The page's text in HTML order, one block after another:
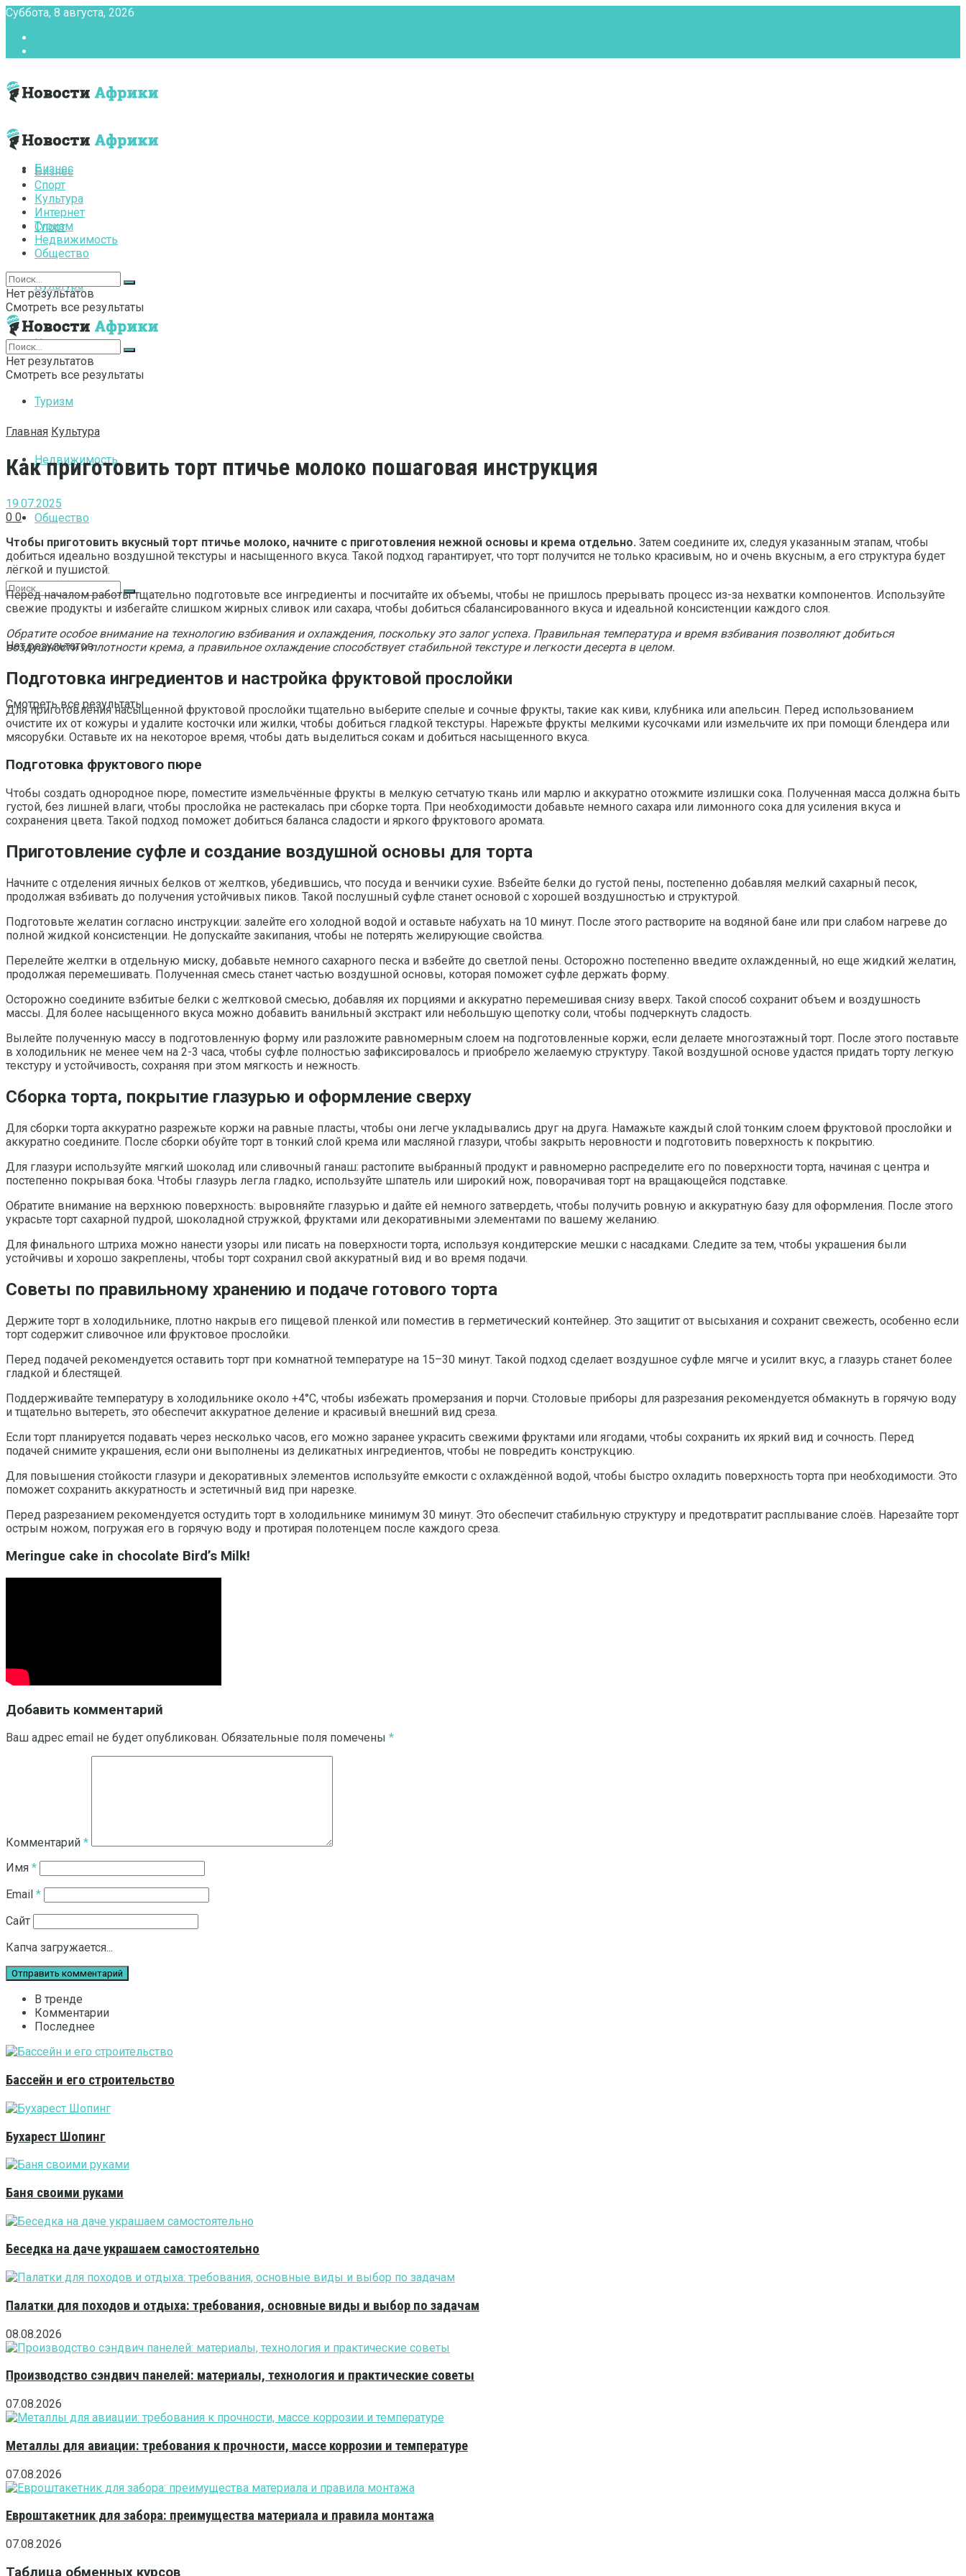
Суббота, 8 августа, 2026
Бизнес
Спорт
Культура
Интернет
Туризм
Недвижимость
Общество
Нет результатов
Смотреть все результаты
Бизнес
Спорт
Культура
Интернет
Туризм
Недвижимость
Общество
Нет результатов
Смотреть все результаты
Нет результатов
Смотреть все результаты
Главная Культура
Как приготовить торт птичье молоко пошаговая инструкция
19.07.2025
0 0
Чтобы приготовить вкусный торт птичье молоко, начните с приготовления нежной основы и крема отдельно. Затем соедините их, следуя указанным этапам, чтобы
добиться идеально воздушной текстуры и насыщенного вкуса. Такой подход гарантирует, что торт получится не только красивым, но и очень вкусным, а его структура будет
лёгкой и пушистой.
Перед началом работы тщательно подготовьте все ингредиенты и посчитайте их объемы, чтобы не пришлось прерывать процесс из-за нехватки компонентов. Используйте
свежие продукты и избегайте слишком жирных сливок или сахара, чтобы добиться сбалансированного вкуса и идеальной консистенции каждого слоя.
Обратите особое внимание на технологию взбивания и охлаждения, поскольку это залог успеха. Правильная температура и время взбивания позволяют добиться
воздушности и плотности крема, а правильное охлаждение способствует стабильной текстуре и легкости десерта в целом.
Подготовка ингредиентов и настройка фруктовой прослойки
Для приготовления насыщенной фруктовой прослойки тщательно выберите спелые и сочные фрукты, такие как киви, клубника или апельсин. Перед использованием
очистите их от кожуры и удалите косточки или жилки, чтобы добиться гладкой текстуры. Нарежьте фрукты мелкими кусочками или измельчите их при помощи блендера или
мясорубки. Оставьте их на некоторое время, чтобы дать выделиться сокам и добиться насыщенного вкуса.
Подготовка фруктового пюре
Чтобы создать однородное пюре, поместите измельчённые фрукты в мелкую сетчатую ткань или марлю и аккуратно отожмите излишки сока. Полученная масса должна быть
густой, без лишней влаги, чтобы прослойка не растекалась при сборке торта. При необходимости добавьте немного сахара или лимонного сока для усиления вкуса и
сохранения цвета. Такой подход поможет добиться баланса сладости и яркого фруктового аромата.
Приготовление суфле и создание воздушной основы для торта
Начните с отделения яичных белков от желтков, убедившись, что посуда и венчики сухие. Взбейте белки до густой пены, постепенно добавляя мелкий сахарный песок,
продолжая взбивать до получения устойчивых пиков. Такой послушный суфле станет основой с хорошей воздушностью и структурой.
Подготовьте желатин согласно инструкции: залейте его холодной водой и оставьте набухать на 10 минут. После этого растворите на водяной бане или при слабом нагреве до
полной жидкой консистенции. Не допускайте закипания, чтобы не потерять желирующие свойства.
Перелейте желтки в отдельную миску, добавьте немного сахарного песка и взбейте до светлой пены. Осторожно постепенно введите охлажденный, но еще жидкий желатин,
продолжая перемешивать. Полученная смесь станет частью воздушной основы, которая поможет суфле держать форму.
Осторожно соедините взбитые белки с желтковой смесью, добавляя их порциями и аккуратно перемешивая снизу вверх. Такой способ сохранит объем и воздушность
массы. Для более насыщенного вкуса можно добавить ванильный экстракт или небольшую щепотку соли, чтобы подчеркнуть сладость.
Вылейте полученную массу в подготовленную форму или разложите равномерным слоем на подготовленные коржи, если делаете многоэтажный торт. После этого поставьте
в холодильник не менее чем на 2-3 часа, чтобы суфле полностью зафиксировалось и приобрело желаемую структуру. Такой воздушной основе удастся придать торту легкую
текстуру и устойчивость, сохраняя при этом мягкость и нежность.
Сборка торта, покрытие глазурью и оформление сверху
Для сборки торта аккуратно разрежьте коржи на равные пласты, чтобы они легче укладывались друг на друга. Намажьте каждый слой тонким слоем фруктовой прослойки и
аккуратно соедините. После сборки обуйте торт в тонкий слой крема или масляной глазури, чтобы закрыть неровности и подготовить поверхность к покрытию.
Для глазури используйте мягкий шоколад или сливочный ганаш: растопите выбранный продукт и равномерно распределите его по поверхности торта, начиная с центра и
постепенно покрывая бока. Чтобы глазурь легла гладко, используйте шпатель или широкий нож, поворачивая торт на вращающейся подставке.
Обратите внимание на верхнюю поверхность: выровняйте глазурью и дайте ей немного затвердеть, чтобы получить ровную и аккуратную базу для оформления. После этого
украсьте торт сахарной пудрой, шоколадной стружкой, фруктами или декоративными элементами по вашему желанию.
Для финального штриха можно нанести узоры или писать на поверхности торта, используя кондитерские мешки с насадками. Следите за тем, чтобы украшения были
устойчивы и хорошо закреплены, чтобы торт сохранил свой аккуратный вид и во время подачи.
Советы по правильному хранению и подаче готового торта
Держите торт в холодильнике, плотно накрыв его пищевой пленкой или поместив в герметический контейнер. Это защитит от высыхания и сохранит свежесть, особенно если
торт содержит сливочное или фруктовое прослойки.
Перед подачей рекомендуется оставить торт при комнатной температуре на 15–30 минут. Такой подход сделает воздушное суфле мягче и усилит вкус, а глазурь станет более
гладкой и блестящей.
Поддерживайте температуру в холодильнике около +4°С, чтобы избежать промерзания и порчи. Столовые приборы для разрезания рекомендуется обмакнуть в горячую воду
и тщательно вытереть, это обеспечит аккуратное деление и красивый внешний вид среза.
Если торт планируется подавать через несколько часов, его можно заранее украсить свежими фруктами или ягодами, чтобы сохранить их яркий вид и сочность. Перед
подачей снимите украшения, если они выполнены из деликатных ингредиентов, чтобы не повредить конструкцию.
Для повышения стойкости глазури и декоративных элементов используйте емкости с охлаждённой водой, чтобы быстро охладить поверхность торта при необходимости. Это
поможет сохранить аккуратность и эстетичный вид при нарезке.
Перед разрезанием рекомендуется остудить торт в холодильнике минимум 30 минут. Это обеспечит стабильную структуру и предотвратит расплывание слоёв. Нарезайте торт
острым ножом, погружая его в горячую воду и протирая полотенцем после каждого среза.
Meringue cake in chocolate Bird’s Milk!
Добавить комментарий
Ваш адрес email не будет опубликован. Обязательные поля помечены *
Комментарий *
Имя *
Email *
Сайт
Капча загружается...
В тренде
Комментарии
Последнее
Бассейн и его строительство
Бухарест Шопинг
Баня своими руками
Беседка на даче украшаем самостоятельно
Палатки для походов и отдыха: требования, основные виды и выбор по задачам
08.08.2026
Производство сэндвич панелей: материалы, технология и практические советы
07.08.2026
Металлы для авиации: требования к прочности, массе коррозии и температуре
07.08.2026
Евроштакетник для забора: преимущества материала и правила монтажа
07.08.2026
Таблица обменных курсов